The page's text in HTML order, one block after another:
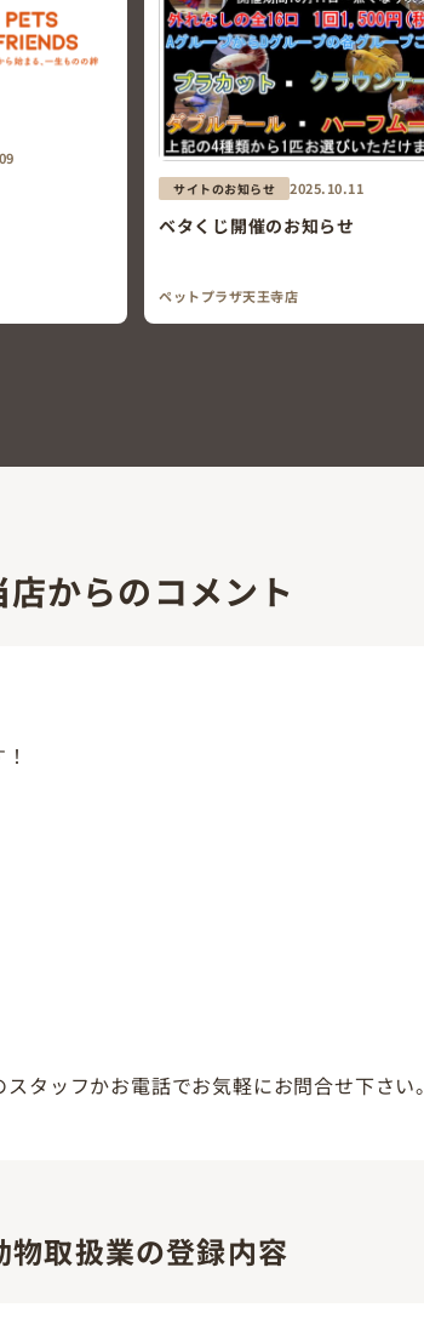
サイトのお知らせ 2025.10.11
ベタくじ開催のお知らせ
ペットプラザ天王寺店
店からのコメント
タッフかお電話でお気軽にお問合せ下さい。
物取扱業の登録内容